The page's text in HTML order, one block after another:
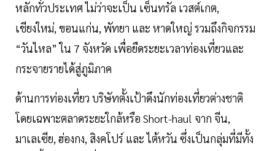
หลักทั่วประเทศ ไม่ว่าจะเป็น เซ็นทรัล เวสต์เกต,
เชียงใหม่, ขอนแก่น, พัทยา และ หาดใหญ่ รวมถึงกิจกรรม
“วันไหล” ใน 7 จังหวัด เพื่อยืดระยะเวลาท่องเที่ยวและ
กระจายรายได้สู่ภูมิภาค
ด้านการท่องเที่ยว บริษัทตั้งเป้าดึงนักท่องเที่ยวต่างชาติ
โดยเฉพาะตลาดระยะใกล้หรือ Short-haul จาก จีน,
มาเลเซีย, ฮ่องกง, สิงคโปร์ และ ไต้หวัน ซึ่งเป็นกลุ่มที่มีทั้ง